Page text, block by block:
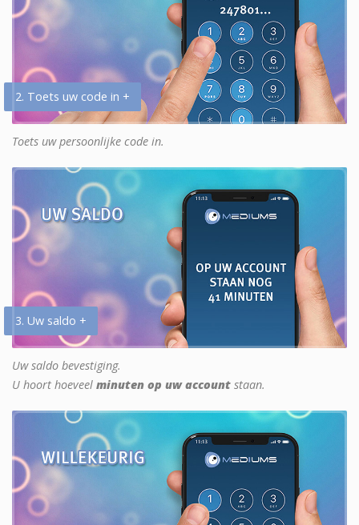
2. Toets uw code in +
Toets uw persoonlijke code in.
3. Uw saldo +
Uw saldo bevestiging.
U hoort hoeveel minuten op uw account staan.